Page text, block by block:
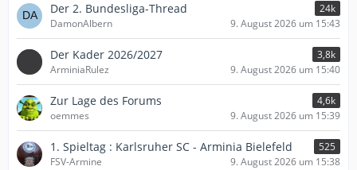
Der 2. Bundesliga-Thread
24k
DamonAlbern
9. August 2026 um 15:43
Der Kader 2026/2027
3,8k
ArminiaRulez
9. August 2026 um 15:40
Zur Lage des Forums
4,6k
oemmes
9. August 2026 um 15:39
1. Spieltag : Karlsruher SC - Arminia Bielefeld
525
FSV-Armine
9. August 2026 um 15:38